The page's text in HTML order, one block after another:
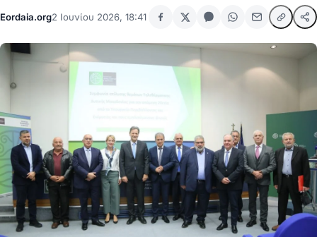
Eordaia.org2 Ιουνίου 2026, 18:41